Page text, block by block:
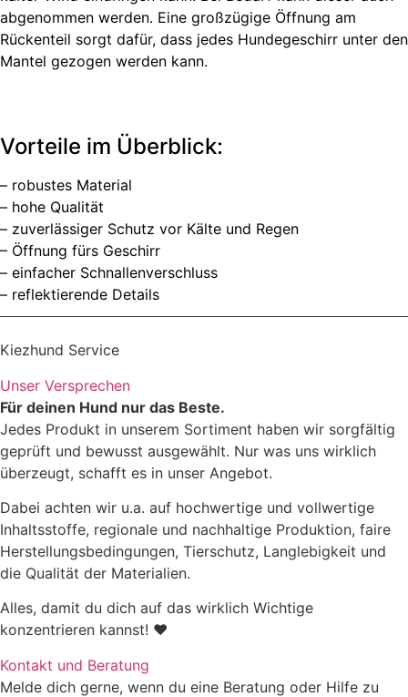
abgenommen werden. Eine großzügige Öffnung am
Rückenteil sorgt dafür, dass jedes Hundegeschirr unter den
Mantel gezogen werden kann.
Vorteile im Überblick:
– robustes Material
– hohe Qualität
– zuverlässiger Schutz vor Kälte und Regen
– Öffnung fürs Geschirr
– einfacher Schnallenverschluss
– reflektierende Details
Kiezhund Service
Unser Versprechen
Für deinen Hund nur das Beste.
Jedes Produkt in unserem Sortiment haben wir sorgfältig
geprüft und bewusst ausgewählt. Nur was uns wirklich
überzeugt, schafft es in unser Angebot.
Dabei achten wir u.a. auf hochwertige und vollwertige
Inhaltsstoffe, regionale und nachhaltige Produktion, faire
Herstellungsbedingungen, Tierschutz, Langlebigkeit und
die Qualität der Materialien.
Alles, damit du dich auf das wirklich Wichtige
konzentrieren kannst! ♥
Kontakt und Beratung
Melde dich gerne, wenn du eine Beratung oder Hilfe zu